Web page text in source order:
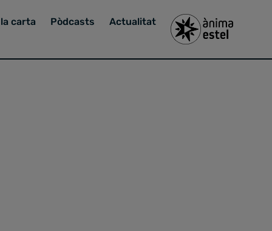
carta Pòdcasts Actualitat